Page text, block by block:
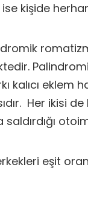
kişide
kalıcı eklem
Her ikisi de
saldırdığı
eşit